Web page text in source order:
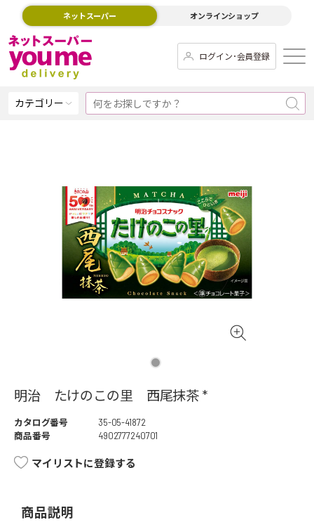
ネットスーパー オンラインショップ
ログイン･会員登録
カテゴリー
明治 たけのこの里 西尾抹茶 *
カタログ番号
35-05-41872
商品番号
4902777240701
マイリストに登録する
商品説明